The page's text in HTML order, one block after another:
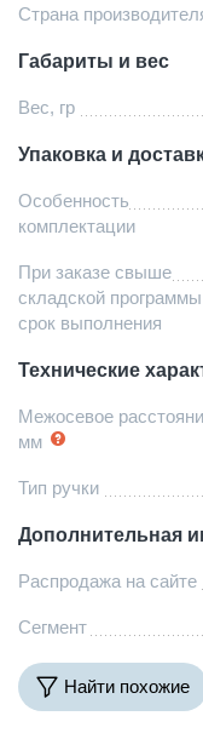
Страна
Габариты и вес
Вес, гр
Упаковка и
Особенность
комплектации
При заказе свыше
складской программы
срок выполнения
Технические
Межосевое
мм
Тип ручки
Дополнительная
Распродажа на сайте
Сегмент
Найти похожие